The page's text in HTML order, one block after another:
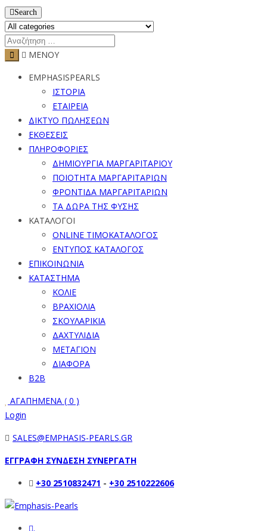
Search
ΜΕΝΟΥ
EMPHASISPEARLS
ΙΣΤΟΡΙΑ
ΕΤΑΙΡΕΙΑ
ΔΙΚΤΥΟ ΠΩΛΗΣΕΩΝ
ΕΚΘΕΣΕΙΣ
ΠΛΗΡΟΦΟΡΙΕΣ
ΔΗΜΙΟΥΡΓΙΑ ΜΑΡΓΑΡΙΤΑΡΙΟΥ
ΠΟΙΟΤΗΤΑ ΜΑΡΓΑΡΙΤΑΡΙΩΝ
ΦΡΟΝΤΙΔΑ ΜΑΡΓΑΡΙΤΑΡΙΩΝ
ΤΑ ΔΩΡΑ ΤΗΣ ΦΥΣΗΣ
ΚΑΤΑΛΟΓΟΙ
ONLINE ΤΙΜΟΚΑΤΑΛΟΓΟΣ
ΕΝΤΥΠΟΣ ΚΑΤΑΛΟΓΟΣ
ΕΠΙΚΟΙΝΩΝΙΑ
ΚΑΤΑΣΤΗΜΑ
ΚΟΛΙΕ
ΒΡΑΧΙΟΛΙΑ
ΣΚΟΥΛΑΡΙΚΙΑ
ΔΑΧΤΥΛΙΔΙΑ
ΜΕΤΑΓΙΟΝ
ΔΙΑΦΟΡΑ
B2B
ΑΓΑΠΗΜΕΝΑ ( 0 )
Login
SALES@EMPHASIS-PEARLS.GR
ΕΓΓΡΑΦΗ ΣΥΝΔΕΣΗ ΣΥΝΕΡΓΑΤΗ
+30 2510832471 - +30 2510222606
.